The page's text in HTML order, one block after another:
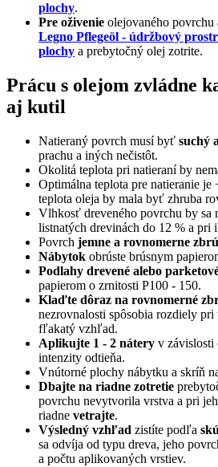
plochy.
Pre oživenie olejovaného povrchu
Legno Pflegeöl - údržbový
plochy a prebytočný olej zotrite.
Prácu s olejom zvládne
aj kutil
Natieraný povrch musí byť suchý
prachu a iných nečistôt.
Okolitá teplota pri natieraní by
Optimálna teplota pre natieranie je
teplota oleja by mala byť zhruba
Vlhkosť dreveného povrchu by sa
listnatých drevinách do 12 % a pri
Povrch jemne a rovnomerne
Nábytok obrúste brúsnym
Podlahy drevené alebo
papierom o zrnitosti P100 - 150.
Klaďte dôraz na rovnomerné
nezrovnalosti spôsobia rozdiely
fľakatý vzhľad.
Aplikujte 1 - 2 nátery v závislosti
intenzity odtieňa.
Vnútorné plochy nábytku a skríň
Dbajte na riadne zotretie
povrchu nevytvorila vrstva a pri
riadne vetrajte.
Výsledný vzhľad zistíte podľa
sa odvíja od typu dreva, jeho
a počtu aplikovaných vrstiev.